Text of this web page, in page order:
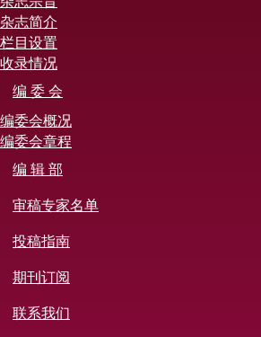
杂志简介
栏目设置
收录情况
编 委 会
编委会概况
编委会章程
编 辑 部
审稿专家名单
投稿指南
期刊订阅
联系我们